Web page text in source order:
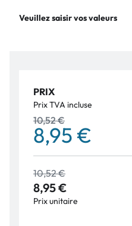
Veuillez saisir vos valeurs
PRIX
Prix TVA incluse
10,52 €
8,95 €
10,52 €
8,95 €
Prix unitaire